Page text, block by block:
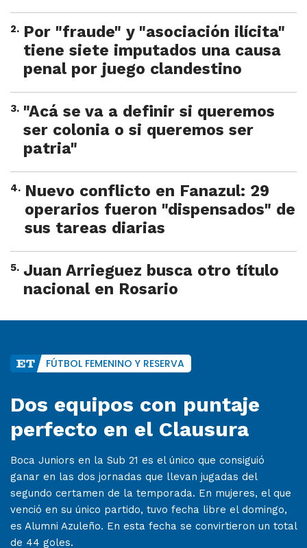
2. Por "fraude" y "asociación ilícita"
tiene siete imputados una causa
penal por juego clandestino
3. "Acá se va a definir si queremos
ser colonia o si queremos ser
patria"
4. Nuevo conflicto en Fanazul: 29
operarios fueron "dispensados" de
sus tareas diarias
5. Juan Arrieguez busca otro título
nacional en Rosario
FÚTBOL FEMENINO Y RESERVA
Dos equipos con puntaje
perfecto en el Clausura
Boca Juniors en la Sub 21 es el único que consiguió
ganar en las dos jornadas que llevan jugadas del
segundo certamen de la temporada. En mujeres, el que
venció en su único partido, tuvo fecha libre el domingo,
es Alumni Azuleño. En esta fecha se convirtieron un total
de 44 goles.